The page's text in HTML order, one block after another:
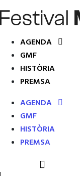
AGENDA
GMF
HISTÒRIA
PREMSA
AGENDA
GMF
HISTÒRIA
PREMSA